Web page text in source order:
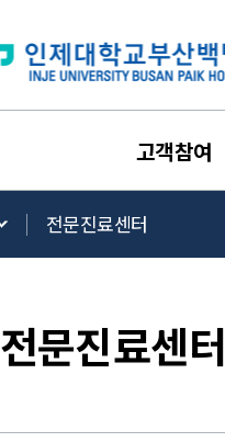
고객참여
전문진료센터
전문진료센터